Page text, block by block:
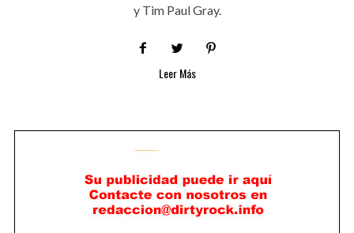
y Tim Paul Gray.
Leer Más